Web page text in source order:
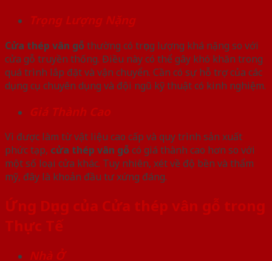
Trọng Lượng Nặng
Cửa thép vân gỗ thường có trọng lượng khá nặng so với
cửa gỗ truyền thống. Điều này có thể gây khó khăn trong
quá trình lắp đặt và vận chuyển. Cần có sự hỗ trợ của các
dụng cụ chuyên dụng và đội ngũ kỹ thuật có kinh nghiệm.
Giá Thành Cao
Vì được làm từ vật liệu cao cấp và quy trình sản xuất
phức tạp, cửa thép vân gỗ có giá thành cao hơn so với
một số loại cửa khác. Tuy nhiên, xét về độ bền và thẩm
mỹ, đây là khoản đầu tư xứng đáng.
Ứng Dụng của Cửa thép vân gỗ trong
Thực Tế
Nhà Ở